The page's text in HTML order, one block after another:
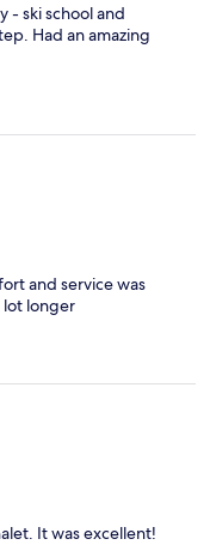
- ski school and
Had an amazing
and service was
lot longer
It was excellent!